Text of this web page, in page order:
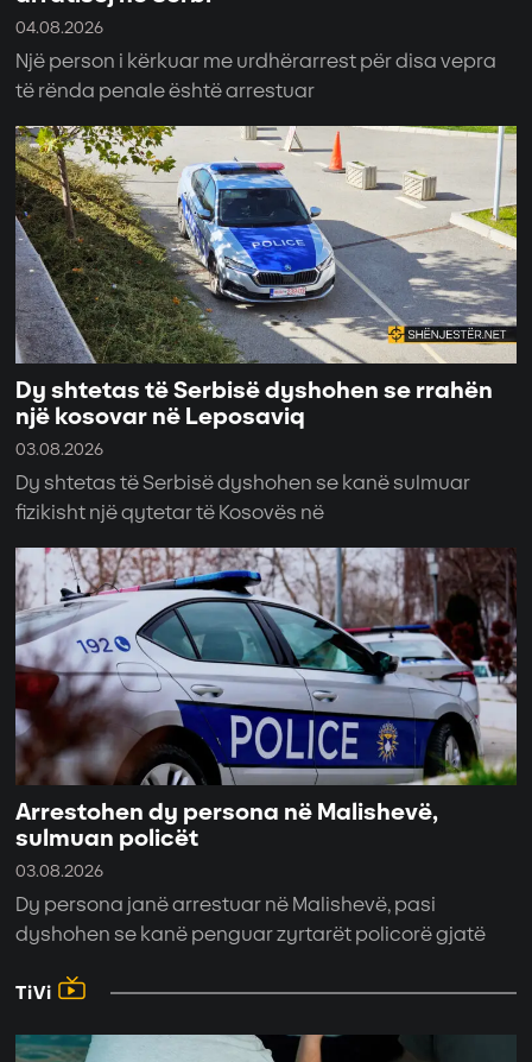
04.08.2026
Një person i kërkuar me urdhërarrest për disa vepra
të rënda penale është arrestuar
Dy shtetas të Serbisë dyshohen se rrahën
një kosovar në Leposaviq
03.08.2026
Dy shtetas të Serbisë dyshohen se kanë sulmuar
fizikisht një qytetar të Kosovës në
Arrestohen dy persona në Malishevë,
sulmuan policët
03.08.2026
Dy persona janë arrestuar në Malishevë, pasi
dyshohen se kanë penguar zyrtarët policorë gjatë
TiVi